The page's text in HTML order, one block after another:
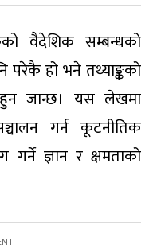
वैदेशिक सम्बन्धको
परेकै हो भने तथ्याङ्कको
जान्छ। यस लेखमा
गर्न कूटनीतिक
गर्ने ज्ञान र क्षमताको